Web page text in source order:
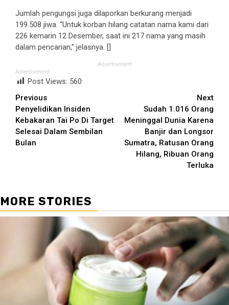
Jumlah pengungsi juga dilaporkan berkurang menjadi
199.508 jiwa. “Untuk korban hilang catatan nama kami dari
226 kemarin 12 Desember, saat ini 217 nama yang masih
dalam pencarian,” jelasnya. []
Advertisement
Advertisement
Post Views: 560
Continue
Reading
Previous
Penyelidikan Insiden
Kebakaran Tai Po Di Target
Selesai Dalam Sembilan
Bulan
Next
Sudah 1.016 Orang
Meninggal Dunia Karena
Banjir dan Longsor
Sumatra, Ratusan Orang
Hilang, Ribuan Orang
Terluka
MORE STORIES